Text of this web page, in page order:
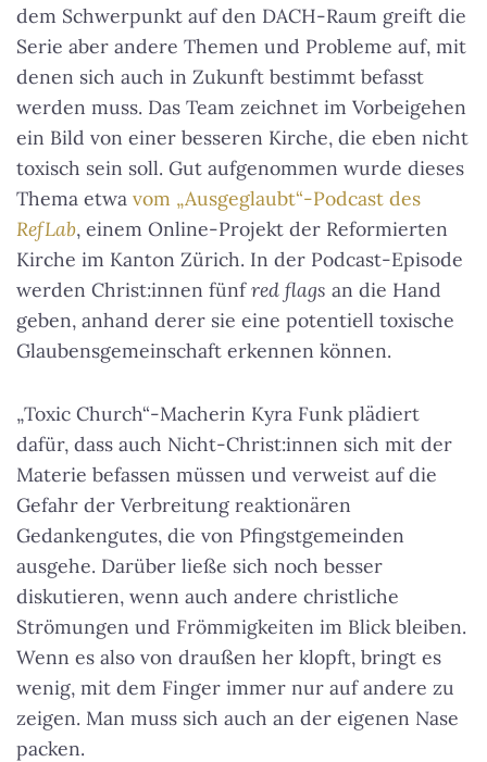
dem Schwerpunkt auf den DACH-Raum greift die
Serie aber andere Themen und Probleme auf, mit
denen sich auch in Zukunft bestimmt befasst
werden muss. Das Team zeichnet im Vorbeigehen
ein Bild von einer besseren Kirche, die eben nicht
toxisch sein soll. Gut aufgenommen wurde dieses
Thema etwa vom „Ausgeglaubt“-Podcast des
RefLab, einem Online-Projekt der Reformierten
Kirche im Kanton Zürich. In der Podcast-Episode
werden Christ:innen fünfred flags an die Hand
geben, anhand derer sie eine potentiell toxische
Glaubensgemeinschaft erkennen können.
„Toxic Church“-Macherin Kyra Funk plädiert
dafür, dass auch Nicht-Christ:innen sich mit der
Materie befassen müssen und verweist auf die
Gefahr der Verbreitung reaktionären
Gedankengutes, die von Pfingstgemeinden
ausgehe. Darüber ließe sich noch besser
diskutieren, wenn auch andere christliche
Strömungen und Frömmigkeiten im Blick bleiben.
Wenn es also von draußen her klopft, bringt es
wenig, mit dem Finger immer nur auf andere zu
zeigen. Man muss sich auch an der eigenen Nase
packen.